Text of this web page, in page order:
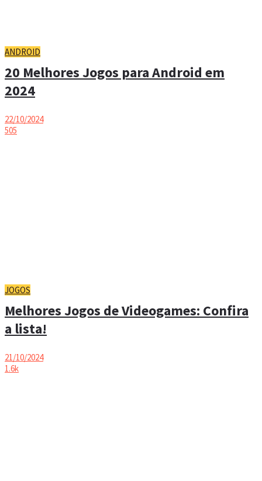
ANDROID
20 Melhores Jogos para Android em
2024
22/10/2024
505
JOGOS
Melhores Jogos de Videogames: Confira
a lista!
21/10/2024
1.6k